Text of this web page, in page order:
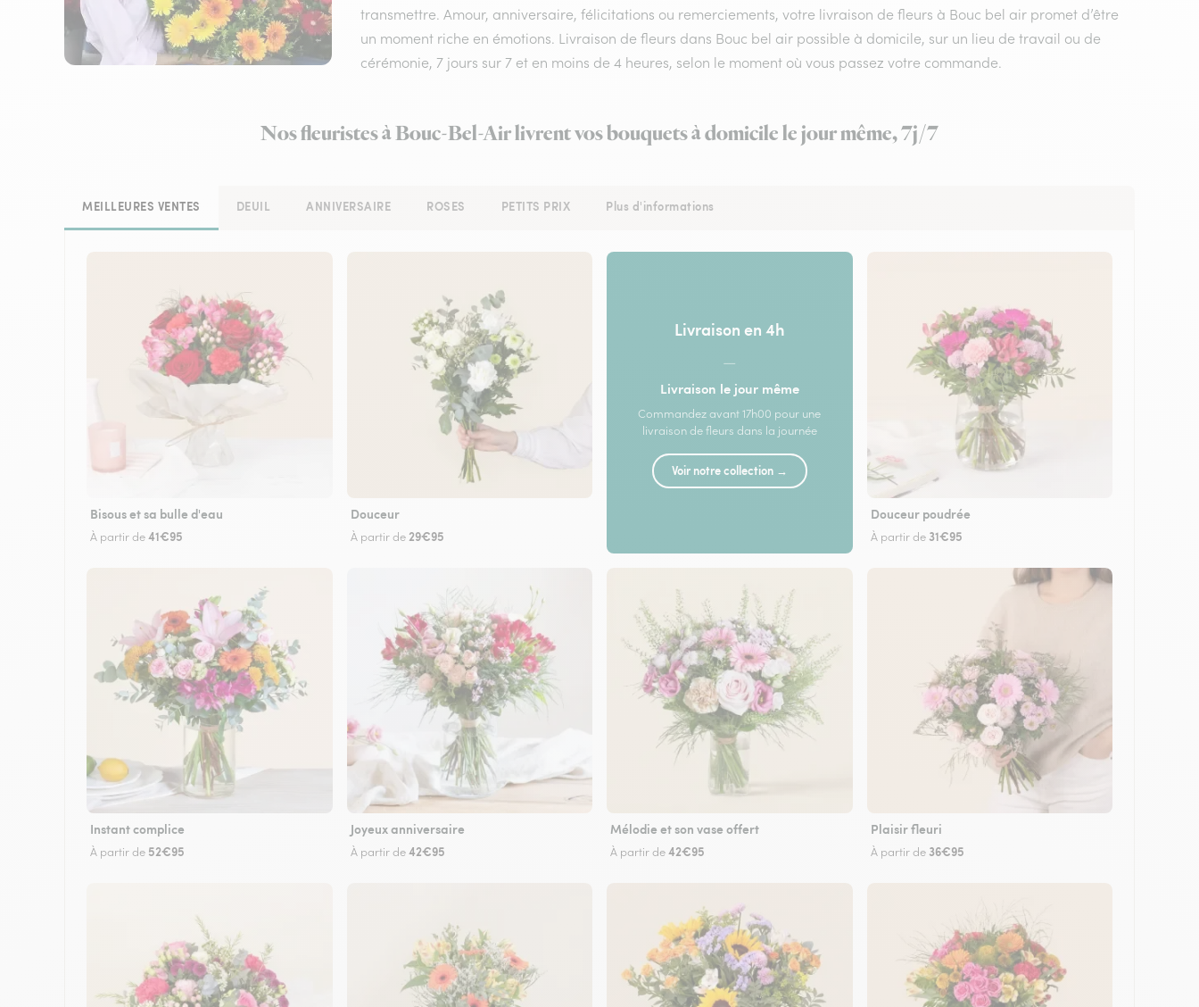
transmettre. Amour, anniversaire, félicitations ou remerciements, votre livraison de fleurs à Bouc bel air promet d’être
un moment riche en émotions. Livraison de fleurs dans Bouc bel air possible à domicile, sur un lieu de travail ou de
cérémonie, 7 jours sur 7 et en moins de 4 heures, selon le moment où vous passez votre commande.
Nos fleuristes à Bouc-Bel-Air livrent vos bouquets à domicile le jour même, 7j/7
MEILLEURES VENTES DEUIL ANNIVERSAIRE ROSES PETITS PRIX Plus d'informations
Bisous et sa bulle d'eau
À partir de41€95
Douceur
À partir de 29€95
Livraison en 4h
—
Livraison le jour même
Commandez avant 17h00 pour une
livraison de fleurs dans la journée
Voir notre collection →
Douceur poudrée
À partir de 31€95
Instant complice
À partir de 52€95
Joyeux anniversaire
À partir de42€95
Mélodie et son vase offert
À partir de42€95
Plaisir fleuri
À partir de 36€95